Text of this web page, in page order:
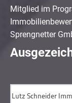
Mitglied im
Sprengnetter